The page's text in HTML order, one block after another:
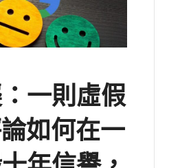
一則虛假
如何在一